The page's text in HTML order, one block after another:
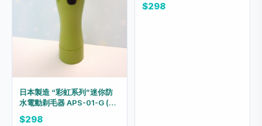
日本製造 “彩虹系列”迷你防
水電動剃毛器 APS-01-G (青
綠)
$298
$298